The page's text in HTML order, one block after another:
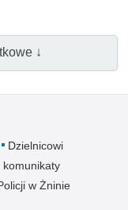
↓
Dzielnicowi
komunikaty
w Żninie